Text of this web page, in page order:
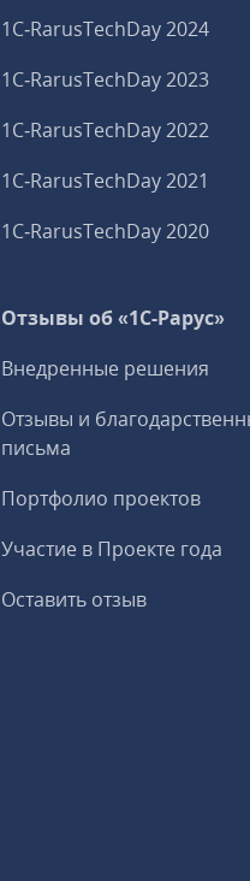
1C‑RarusTechDay 2024
1C‑RarusTechDay 2023
1C‑RarusTechDay 2022
1C‑RarusTechDay 2021
1C‑RarusTechDay 2020
Отзывы об «1С-Рарус»
Внедренные решения
Отзывы и
письма
Портфолио проектов
Участие в Проекте года
Оставить отзыв